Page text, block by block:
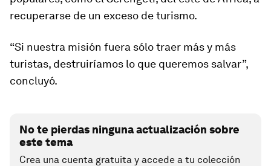
recuperarse de un exceso de turismo.
“Si nuestra misión fuera sólo traer más y más
turistas, destruiríamos lo que queremos salvar”,
concluyó.
No te pierdas ninguna actualización sobre
este tema
Crea una cuenta gratuita y accede a tu colección